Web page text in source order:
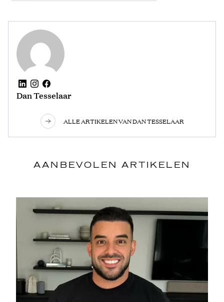
Dan Tesselaar
ALLE ARTIKELEN VAN DAN TESSELAAR
AANBEVOLEN ARTIKELEN